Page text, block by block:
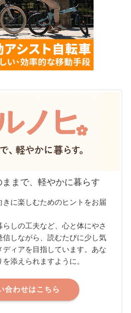
まで、軽やかに暮らす
に楽しむためのヒントをお届
しの工夫など、心と体にやさ
信しながら、読むたびに少し気
ィアを目指しています。あな
添えられますように。
合わせはこちら